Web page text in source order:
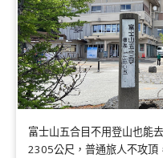
富士山五合目不用登山也能
2305公尺，普通旅人不攻頂